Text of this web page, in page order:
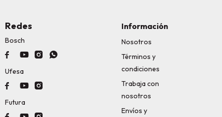
Información
Nosotros
Términos y
condiciones
Trabaja con
nosotros
Envíos y
Redes
Bosch
   
Ufesa
  
Futura